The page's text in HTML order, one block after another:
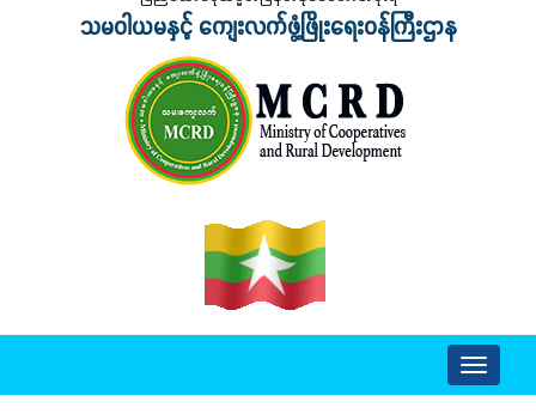
သမဝါယမနှင့် ကျေးလက်ဖွံ့ဖြိုးရေးဝန်ကြီးဌာန
Toggle